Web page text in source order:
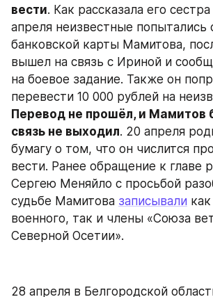
вести. Как рассказала его
апреля неизвестные попытались
банковской карты Мамитова,
вышел на связь с Ириной и
на боевое задание. Также он
перевести 10 000 рублей на
Перевод не прошёл, и Мамитов
связь не выходил. 20 апреля
бумагу о том, что он числится
вести. Ранее обращение к главе
Сергею Меняйло с просьбой
судьбе Мамитова записывали
военного, так и члены «Союза
Северной Осетии».
28 апреля в Белгородской